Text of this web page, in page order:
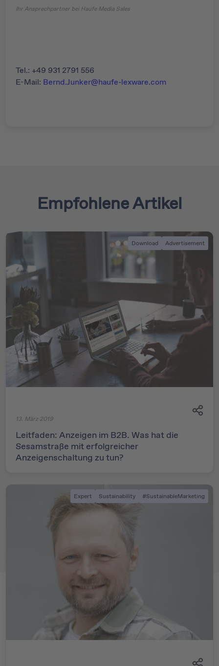
Ihr Ansprechpartner bei Haufe Media Sales
Tel.: +49 931 2791 556
E-Mail: Bernd.Junker@haufe-lexware.com
Empfohlene Artikel
Download Advertisement
13. März 2019
Leitfaden: Anzeigen im B2B. Was hat die
Sesamstraße mit erfolgreicher
Anzeigenschaltung zu tun?
Expert Sustainability #SustainableMarketing